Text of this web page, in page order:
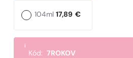
17,89 €
104ml
i
Kód:7ROKOV